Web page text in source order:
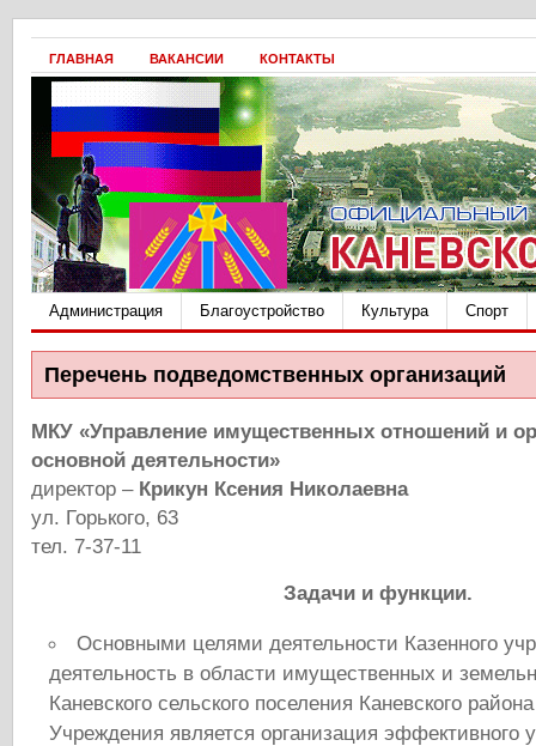
ГЛАВНАЯ ВАКАНСИИ КОНТАКТЫ
Администрация Благоустройство Культура Спорт
Перечень подведомственных организаций
МКУ «Управление имущественных отношений и
основной деятельности»
директор – Крикун Ксения Николаевна
ул. Горького, 63
тел. 7-37-11
Задачи и функции.
Основными целями деятельности Казенного
деятельность в области имущественных и
Каневского сельского поселения Каневского
Учреждения является организация эффективного